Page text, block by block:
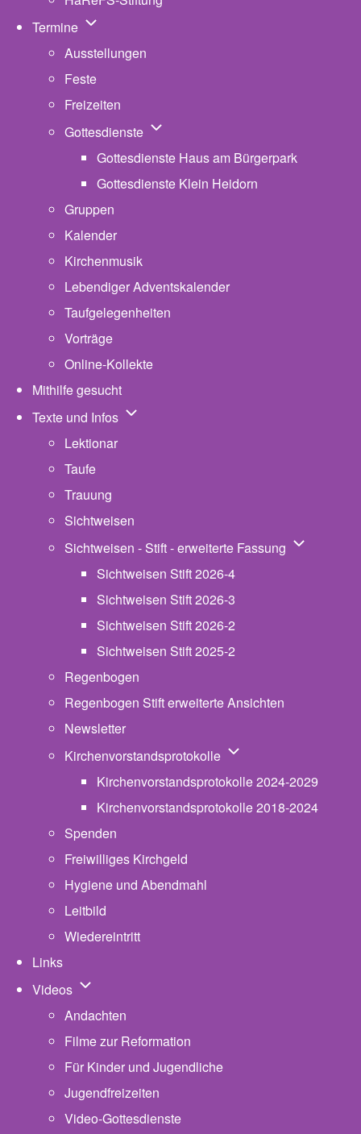
Termine Unternavigation von Termine
Ausstellungen
Feste
Freizeiten
Gottesdienste Unternavigation von Gottesdienste
Gottesdienste Haus am Bürgerpark
Gottesdienste Klein Heidorn
Gruppen
Kalender
Kirchenmusik
Lebendiger Adventskalender
Taufgelegenheiten
Vorträge
Online-Kollekte
Mithilfe gesucht
Texte und Infos Unternavigation von Texte und Infos
Lektionar
Taufe
Trauung
Sichtweisen
Sichtweisen - Stift - erweiterte Fassung
Sichtweisen Stift 2026-4
Sichtweisen Stift 2026-3
Sichtweisen Stift 2026-2
Sichtweisen Stift 2025-2
Regenbogen
Regenbogen Stift erweiterte Ansichten
Newsletter
Kirchenvorstandsprotokolle Unternavigation von
Kirchenvorstandsprotokolle 2024-2029
Kirchenvorstandsprotokolle 2018-2024
Spenden
Freiwilliges Kirchgeld
Hygiene und Abendmahl
Leitbild
Wiedereintritt
Links
Videos Unternavigation von Videos
Andachten
Filme zur Reformation
Für Kinder und Jugendliche
Jugendfreizeiten
Video-Gottesdienste